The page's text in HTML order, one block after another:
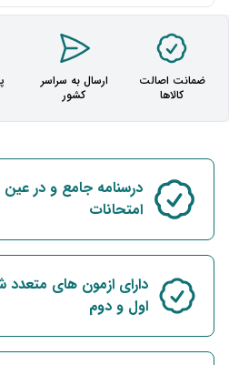
ضمانت اصالت
کالاها
ارسال به سراسر
کشور
درسنامه جامع و در
امتحانات
دارای ازمون های
اول و دوم